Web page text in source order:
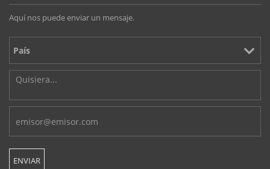
Aquí nos puede enviar un mensaje.